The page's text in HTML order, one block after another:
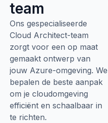
team
Ons gespecialiseerde
Cloud Architect-team
zorgt voor een op maat
gemaakt ontwerp van
jouw Azure-omgeving. We
bepalen de beste aanpak
om je cloudomgeving
efficiënt en schaalbaar in
te richten.